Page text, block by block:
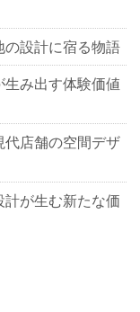
の設計に宿る物語
み出す体験価値
店舗の空間デザ
が生む新たな価